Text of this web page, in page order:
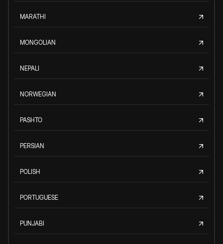
MARATHI
MONGOLIAN
NEPALI
NORWEGIAN
PASHTO
PERSIAN
POLISH
PORTUGUESE
PUNJABI